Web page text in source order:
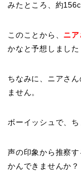
みたところ、約
このことから、 ニ
かなと予想しました
ちなみに、ニアさ
ません。
ボーイッシュで、
声の印象から推察
かんできませんか？